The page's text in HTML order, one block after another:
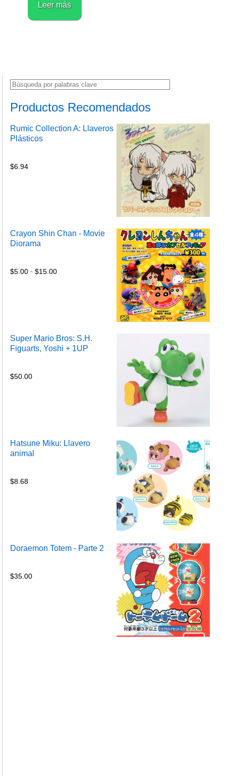
Leer más
Productos Recomendados
Rumic Collection A: Llaveros
Plásticos
$6.94
Crayon Shin Chan - Movie
Diorama
$5.00 - $15.00precios:
Super Mario Bros: S.H.
Figuarts, Yoshi + 1UP
$50.00
Hatsune Miku: Llavero
animal
$8.68
Doraemon Totem - Parte 2
$35.00